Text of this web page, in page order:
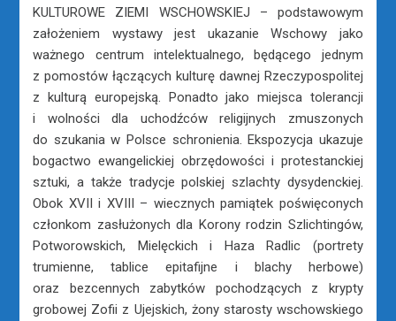
KULTUROWE ZIEMI WSCHOWSKIEJ – podstawowym
założeniem wystawy jest ukazanie Wschowy jako
ważnego centrum intelektualnego, będącego jednym
z pomostów łączących kulturę dawnej Rzeczypospolitej
z kulturą europejską. Ponadto jako miejsca tolerancji
i wolności dla uchodźców religijnych zmuszonych
do szukania w Polsce schronienia. Ekspozycja ukazuje
bogactwo ewangelickiej obrzędowości i protestanckiej
sztuki, a także tradycje polskiej szlachty dysydenckiej.
Obok XVII i XVIII – wiecznych pamiątek poświęconych
członkom zasłużonych dla Korony rodzin Szlichtingów,
Potworowskich, Mielęckich i Haza Radlic (portrety
trumienne, tablice epitafijne i blachy herbowe)
oraz bezcennych zabytków pochodzących z krypty
grobowej Zofii z Ujejskich, żony starosty wschowskiego